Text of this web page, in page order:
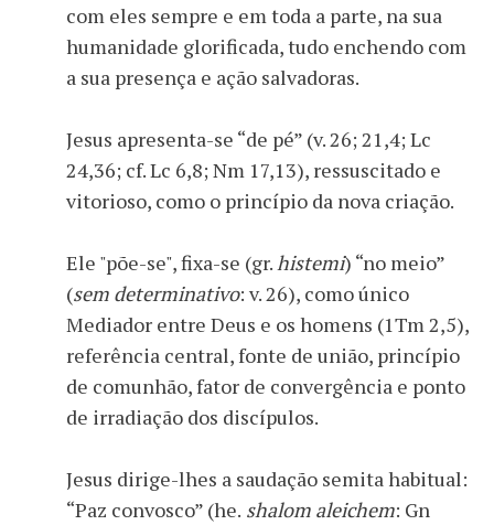
com eles sempre e em toda a parte, na sua
humanidade glorificada, tudo enchendo com
a sua presença e ação salvadoras.
Jesus apresenta-se “de pé” (v. 26; 21,4; Lc
24,36; cf. Lc 6,8; Nm 17,13), ressuscitado e
vitorioso, como o princípio da nova criação.
Ele "põe-se", fixa-se (gr.histemi) “no meio”
(sem determinativo: v. 26), como único
Mediador entre Deus e os homens (1Tm 2,5),
referência central, fonte de união, princípio
de comunhão, fator de convergência e ponto
de irradiação dos discípulos.
Jesus dirige-lhes a saudação semita habitual:
“Paz convosco” (he. shalom aleichem: Gn